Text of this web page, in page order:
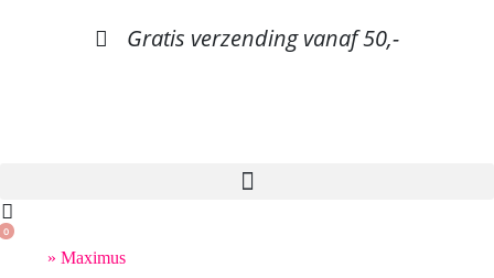
Gratis verzending vanaf 50,-
0
» Maximus